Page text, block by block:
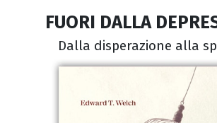
FUORI DALLA
Dalla disperazione alla